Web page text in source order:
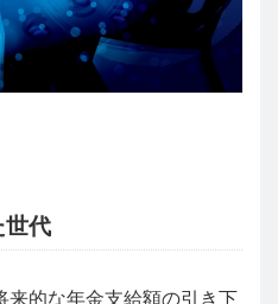
世代
来的な年金支給額の引き下